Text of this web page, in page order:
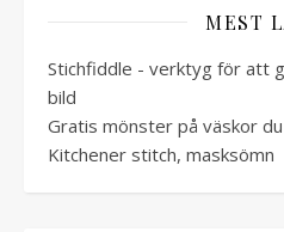
MEST
Stichfiddle - verktyg för att
bild
Gratis mönster på väskor
Kitchener stitch, masksömn